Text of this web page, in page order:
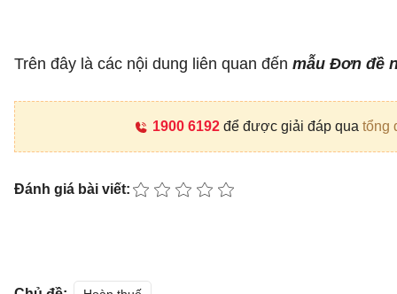
Trên đây là các nội dung liên quan đến mẫu Đơn đề
1900 6192để được giải đáp qua tổng
Đánh giá bài viết: